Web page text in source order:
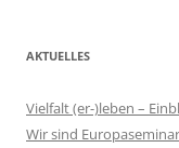
AKTUELLES
Vielfalt (er-)leben –
Wir sind